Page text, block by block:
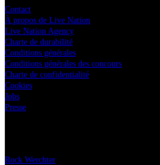
Contact
À propos de Live Nation
Live Nation Agency
Charte de durabilité
Conditions générales
Conditions générales des concours
Charte de confidentialité
Cookies
Jobs
Presse
Rock Werchter